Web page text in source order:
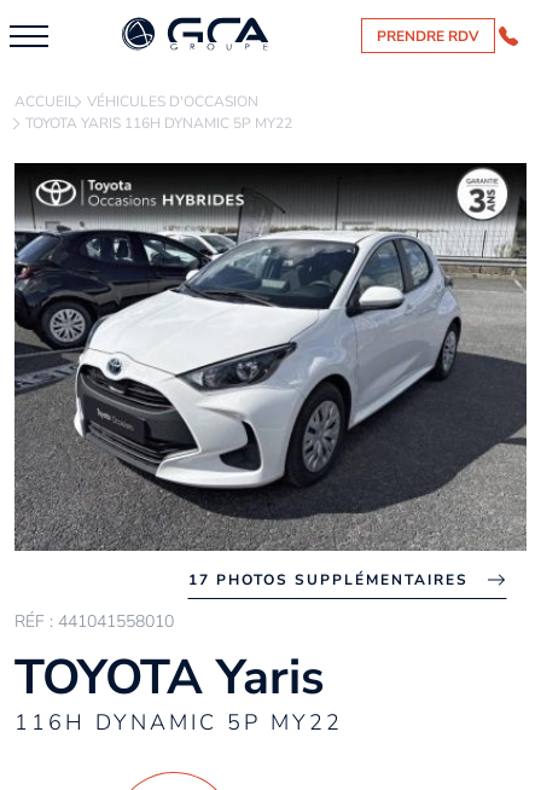
PRENDRE RDV
ACCUEIL VÉHICULES D'OCCASION
TOYOTA YARIS 116H DYNAMIC 5P MY22
17 PHOTOS SUPPLÉMENTAIRES
RÉF : 441041558010
TOYOTA Yaris
116H DYNAMIC 5P MY22